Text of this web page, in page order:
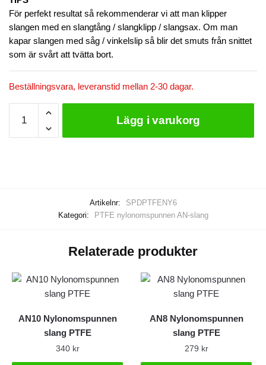
För perfekt resultat så rekommenderar vi att man klipper
slangen med en slangtång / slangklipp / slangsax. Om man
kapar slangen med såg / vinkelslip så blir det smuts från snittet
som är svårt att tvätta bort.
Beställningsvara, leveranstid mellan 2-30 dagar.
Nylonomspunnen
slang
Lägg i varukorg
Artikelnr:
SPDPTFENY6
Kategori:
PTFE nylonomspunnen AN-slang
Relaterade produkter
AN10 Nylonomspunnen
slang PTFE
340 kr
AN8 Nylonomspunnen
slang PTFE
279 kr